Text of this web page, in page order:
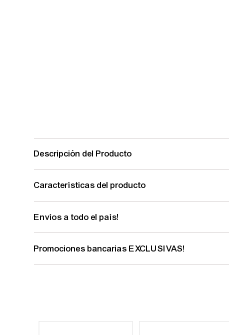
Descripción del Producto
Características del producto
Envíos a todo el país!
Promociones bancarias EXCLUSIVAS!